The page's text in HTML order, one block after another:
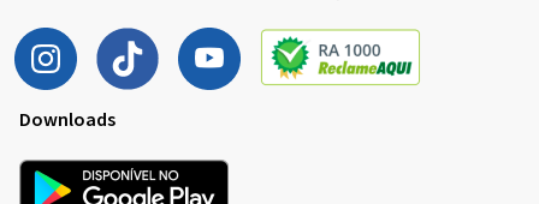
Downloads